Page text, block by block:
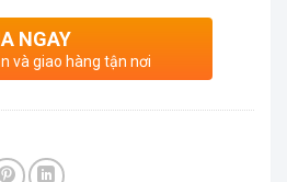
NGAY
và giao hàng tận nơi